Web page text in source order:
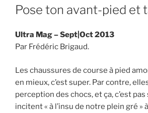
LE
Pose ton avant-pied et
Ultra Mag – Sept|Oct 2013
Par Frédéric Brigaud.
Les chaussures de course à pied
en mieux, c’est super. Par contre,
perception des chocs, et ça, c’est
incitent « à l’insu de notre plein gré »